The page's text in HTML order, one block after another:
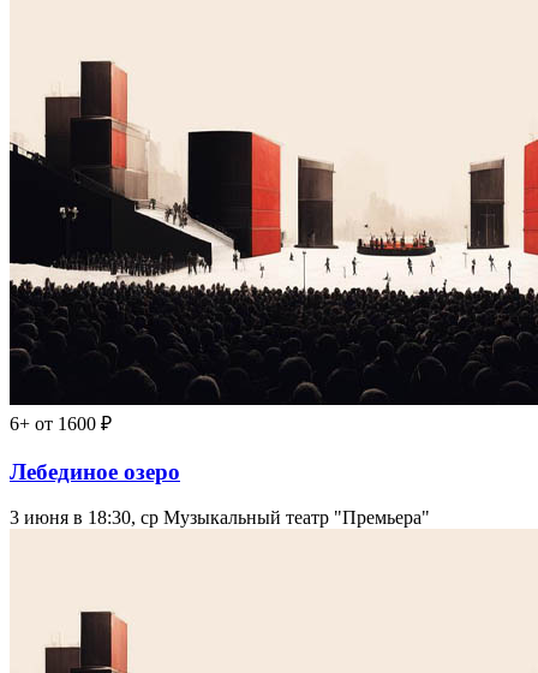
6+ от 1600 ₽
Лебединое озеро
3 июня в 18:30, ср Музыкальный театр "Премьера"